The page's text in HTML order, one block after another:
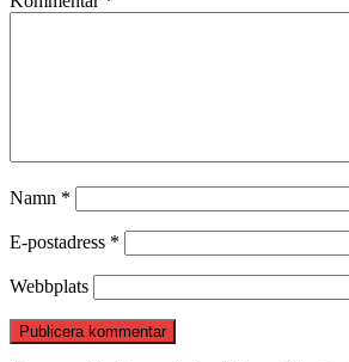
Namn *
E-postadress *
Webbplats